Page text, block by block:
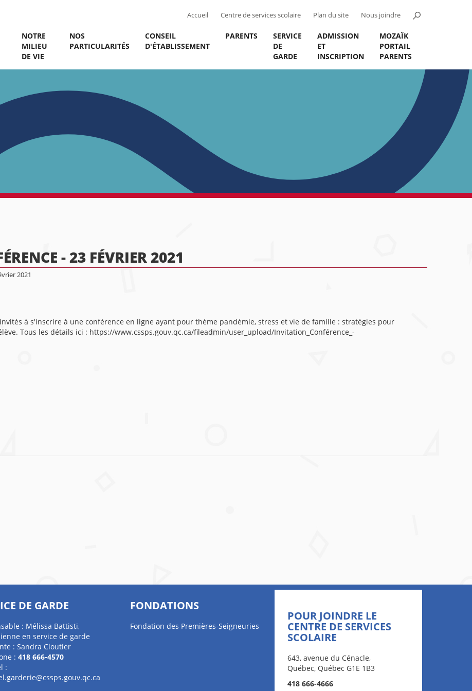
Accueil Centre de services scolaire Plan du site Nous joindre
NOTRE
MILIEU
DE VIE
NOS
PARTICULARITÉS
CONSEIL
D'ÉTABLISSEMENT
PARENTS
SERVICE
DE
GARDE
ADMISSION
ET
INSCRIPTION
MOZAÏK
PORTAIL
PARENTS
- 23 FÉVRIER 2021
2021
à s'inscrire à une conférence en ligne ayant pour thème pandémie, stress et vie de famille : stratégies pour
Tous les détails ici : https://www.cssps.gouv.qc.ca/fileadmin/user_upload/Invitation_Conférence_-
DE GARDE
: Mélissa Battisti,
en service de garde
: Sandra Cloutier
: 418 666-4570
:
FONDATIONS
Fondation des Premières-Seigneuries
POUR JOINDRE LE
CENTRE DE SERVICES
SCOLAIRE
643, avenue du Cénacle,
Québec, Québec G1E 1B3
418 666-4666